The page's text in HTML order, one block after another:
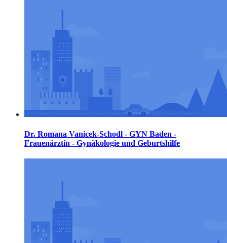
Dr. Romana Vanicek-Schodl - GYN Baden -
Frauenärztin - Gynäkologie und Geburtshilfe